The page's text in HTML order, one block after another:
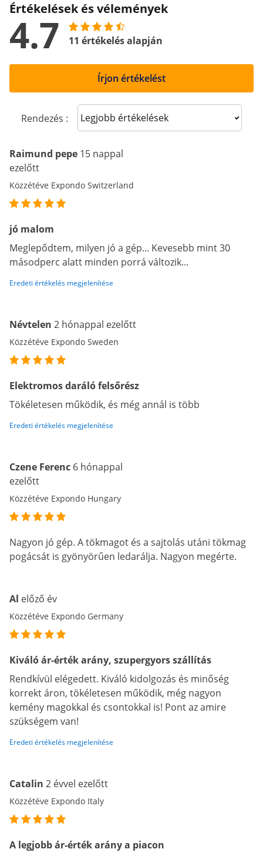
Értékelések és vélemények
4.7 11 értékelés alapján
Írjon értékelést
Rendezés : Sort reviews
Raimund pepe 15 nappal
ezelőtt
Közzétéve Expondo Switzerland
jó malom
Meglepődtem, milyen jó a gép... Kevesebb mint 30
másodperc alatt minden porrá változik...
Eredeti értékelés megjelenítése
Névtelen 2 hónappal ezelőtt
Közzétéve Expondo Sweden
Elektromos daráló felsőrész
Tökéletesen működik, és még annál is több
Eredeti értékelés megjelenítése
Czene Ferenc 6 hónappal
ezelőtt
Közzétéve Expondo Hungary
Nagyon jó gép. A tökmagot és a sajtolás utáni tökmag
pogácsát is gyönyörűen ledarálja. Nagyon megérte.
Al előző év
Közzétéve Expondo Germany
Kiváló ár-érték arány, szupergyors szállítás
Rendkívül elégedett. Kiváló kidolgozás és minőség
korrekt áron, tökéletesen működik, még nagyon
kemény magokkal és csontokkal is! Pont az amire
szükségem van!
Eredeti értékelés megjelenítése
Catalin 2 évvel ezelőtt
Közzétéve Expondo Italy
A legjobb ár-érték arány a piacon